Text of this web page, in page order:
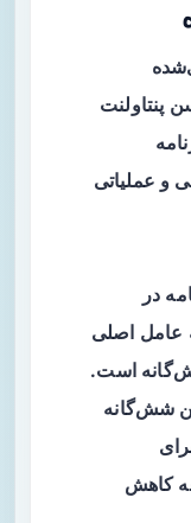
پنتاولنت
و عملیاتی
در
عامل اصلی
است.
شش‌گانه
کاهش